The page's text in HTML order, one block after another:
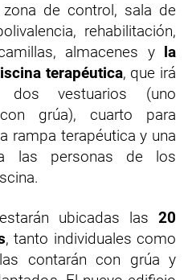
de control, sala de
rehabilitación,
almacenes y la
terapéutica, que irá
dos vestuarios (uno
grúa), cuarto para
rampa terapéutica y una
las personas de los
ubicadas las 20
, tanto individuales como
contarán con grúa y